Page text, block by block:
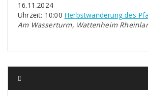
16.11.2024
Uhrzeit: 10:00 Herbstwanderung des
Am Wasserturm, Wattenheim